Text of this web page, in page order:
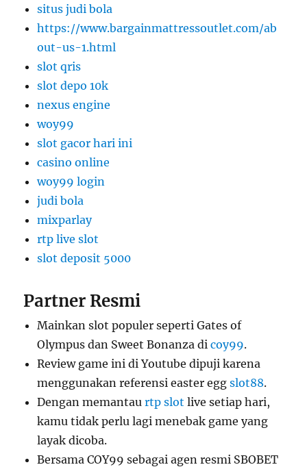
situs judi bola
https://www.bargainmattressoutlet.com/ab
out-us-1.html
slot qris
slot depo 10k
nexus engine
woy99
slot gacor hari ini
casino online
woy99 login
judi bola
mixparlay
rtp live slot
slot deposit 5000
Partner Resmi
Mainkan slot populer seperti Gates of
Olympus dan Sweet Bonanza dicoy99.
Review game ini di Youtube dipuji karena
menggunakan referensi easter eggslot88.
Dengan memantaurtp slot live setiap hari,
kamu tidak perlu lagi menebak game yang
layak dicoba.
Bersama COY99 sebagai agen resmi SBOBET